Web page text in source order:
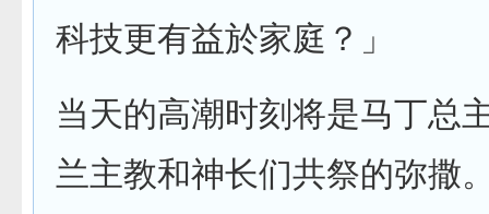
科技更有益於家庭？」
当天的高潮时刻将是马丁总
兰主教和神长们共祭的弥撒